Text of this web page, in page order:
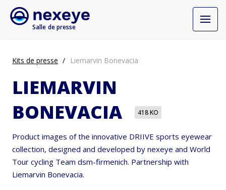
Salle de presse
Kits de presse Liemarvin Bonevacia
LIEMARVIN
BONEVACIA
418 KO
Product images of the innovative DRIIVE sports eyewear
collection, designed and developed by nexeye and World
Tour cycling Team dsm-firmenich. Partnership with
Liemarvin Bonevacia.